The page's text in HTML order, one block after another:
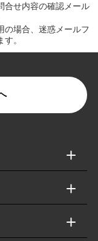
合せ内容の確認メール
の場合、迷惑メールフ
。